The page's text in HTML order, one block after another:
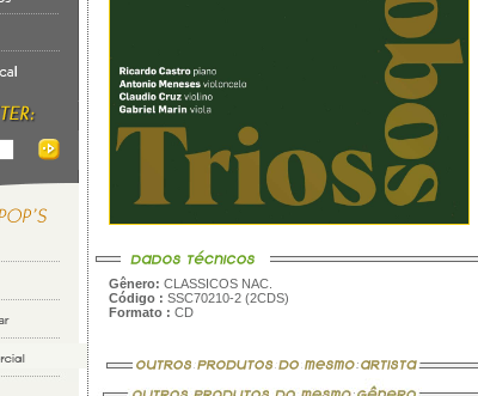
Gênero: CLASSICOS NAC.
Código : SSC70210-2 (2CDS)
Formato : CD